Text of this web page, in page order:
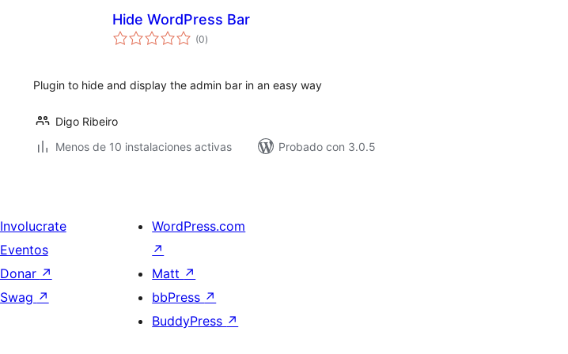
Hide WordPress Bar
(0total
de
)
Plugin to hide and display the admin bar in an easy way
Digo Ribeiro
Menos de 10 instalaciones activas
Probado con 3.0.5
Involucrate
Eventos
Donar ↗
Swag ↗
WordPress.com
↗
Matt ↗
bbPress ↗
BuddyPress ↗